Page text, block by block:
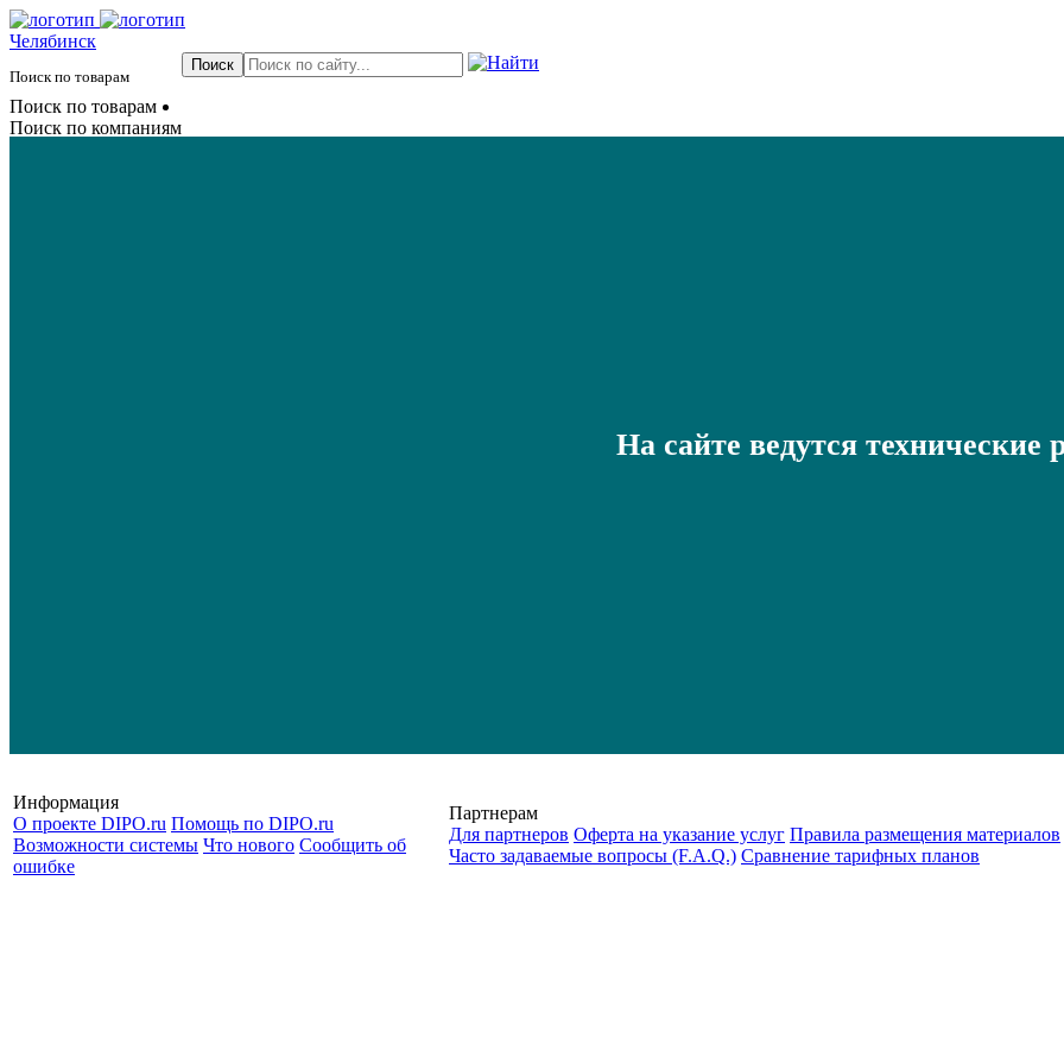
Челябинск
Поиск по товарам
Поиск по товарам
Поиск по компаниям
На сайте ведутся технические
Информация
О проекте DIPO.ru Помощь по DIPO.ru
Возможности системы Что нового Сообщить об
ошибке
Партнерам
Для партнеров Оферта на указание услуг Правила размещения материалов
Часто задаваемые вопросы (F.A.Q.) Cравнение тарифных планов